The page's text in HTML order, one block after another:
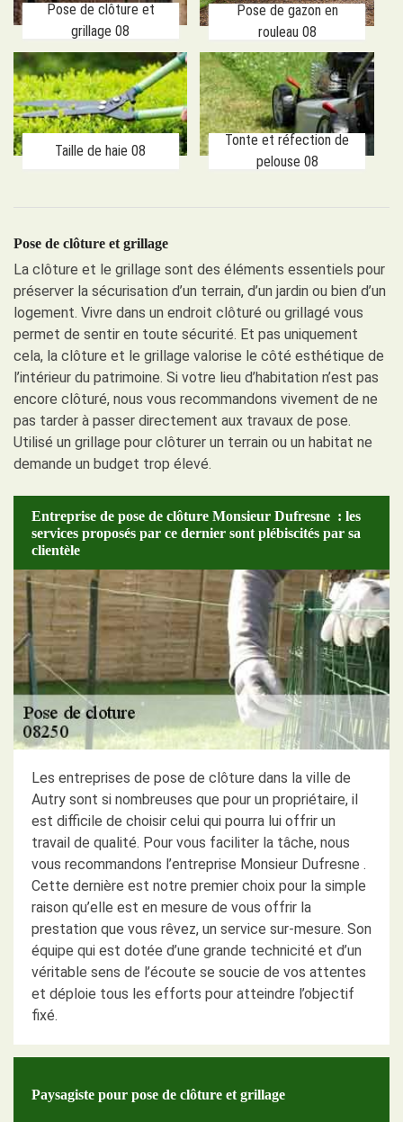
Pose de clôture et
grillage 08
Pose de gazon en
rouleau 08
Taille de haie 08
Tonte et réfection de
pelouse 08
Pose de clôture et grillage
La clôture et le grillage sont des éléments essentiels pour
préserver la sécurisation d’un terrain, d’un jardin ou bien d’un
logement. Vivre dans un endroit clôturé ou grillagé vous
permet de sentir en toute sécurité. Et pas uniquement
cela, la clôture et le grillage valorise le côté esthétique de
l’intérieur du patrimoine. Si votre lieu d’habitation n’est pas
encore clôturé, nous vous recommandons vivement de ne
pas tarder à passer directement aux travaux de pose.
Utilisé un grillage pour clôturer un terrain ou un habitat ne
demande un budget trop élevé.
Entreprise de pose de clôture Monsieur Dufresne : les
services proposés par ce dernier sont plébiscités par sa
clientèle
Les entreprises de pose de clôture dans la ville de
Autry sont si nombreuses que pour un propriétaire, il
est difficile de choisir celui qui pourra lui offrir un
travail de qualité. Pour vous faciliter la tâche, nous
vous recommandons l’entreprise Monsieur Dufresne .
Cette dernière est notre premier choix pour la simple
raison qu’elle est en mesure de vous offrir la
prestation que vous rêvez, un service sur-mesure. Son
équipe qui est dotée d’une grande technicité et d’un
véritable sens de l’écoute se soucie de vos attentes
et déploie tous les efforts pour atteindre l’objectif
fixé.
Paysagiste pour pose de clôture et grillage